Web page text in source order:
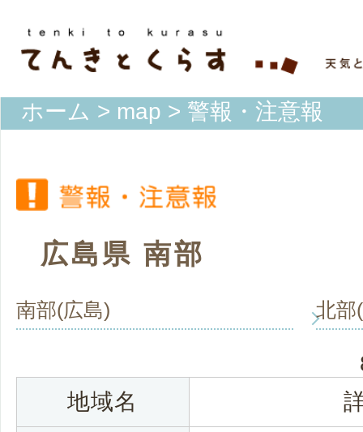
ホーム > map > 警報・注意報
広島県 南部
南部(広島) 北部
地域名